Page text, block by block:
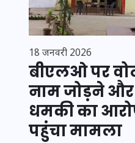
18 जनवरी 2026
बीएलओ पर
नाम जोड़ने और
धमकी का
पहुंचा मामला